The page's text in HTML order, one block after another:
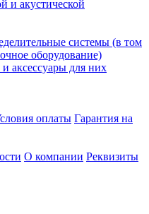
и акустической
системы (в том
оборудование)
аксессуары для них
оплаты Гарантия на
О компании Реквизиты